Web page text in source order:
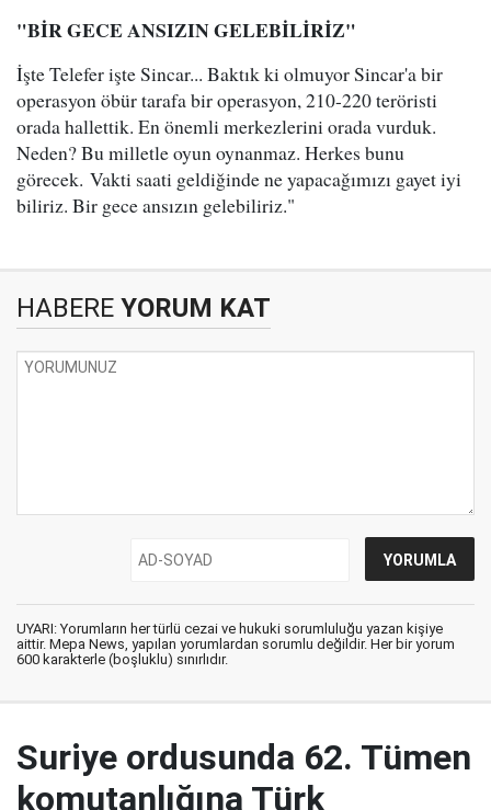
"BİR GECE ANSIZIN GELEBİLİRİZ"
İşte Telefer işte Sincar... Baktık ki olmuyor Sincar'a bir
operasyon öbür tarafa bir operasyon, 210-220 teröristi
orada hallettik. En önemli merkezlerini orada vurduk.
Neden? Bu milletle oyun oynanmaz. Herkes bunu
görecek. Vakti saati geldiğinde ne yapacağımızı gayet iyi
biliriz. Bir gece ansızın gelebiliriz."
HABERE YORUM KAT
UYARI: Yorumların her türlü cezai ve hukuki sorumluluğu yazan kişiye
aittir. Mepa News, yapılan yorumlardan sorumlu değildir. Her bir yorum
600 karakterle (boşluklu) sınırlıdır.
Suriye ordusunda 62. Tümen
komutanlığına Türk